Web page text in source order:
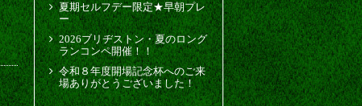
夏期セルフデー限定★早朝プレ
ー
2026ブリヂストン・夏のロング
ランコンペ開催！！
令和８年度開場記念杯へのご来
場ありがとうございました！